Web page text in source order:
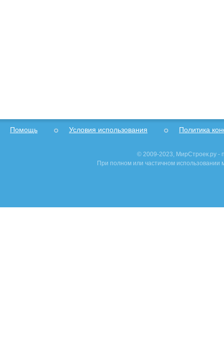
Помощь Условия использования Политика
© 2009-2023, МирСтроек.ру -
При полном или частичном использовании